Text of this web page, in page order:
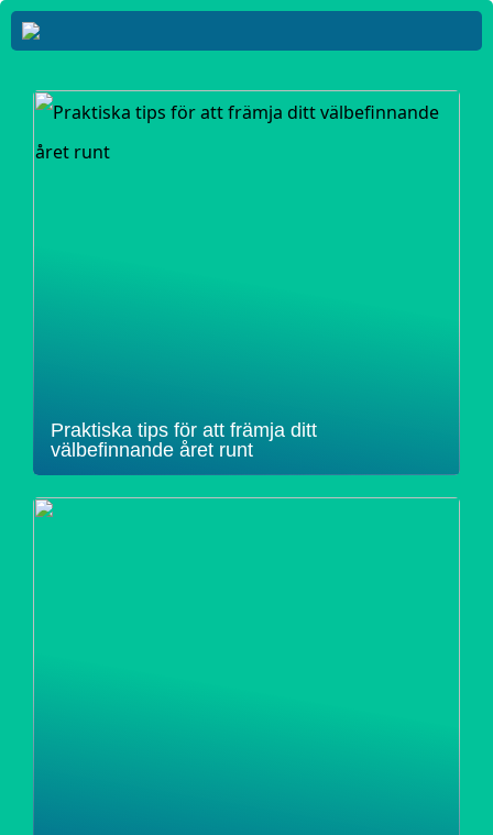
Praktiska tips för att främja ditt
välbefinnande året runt